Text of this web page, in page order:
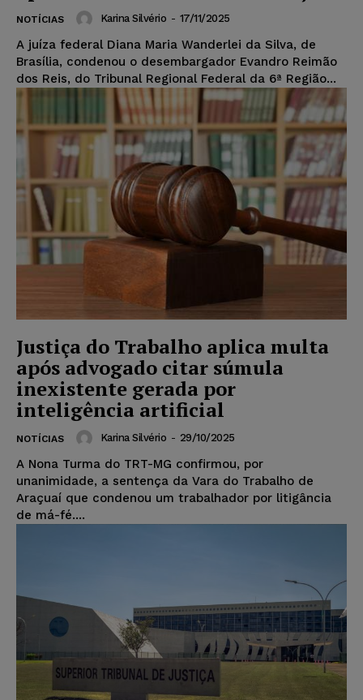
NOTÍCIAS Karina Silvério - 17/11/2025
A juíza federal Diana Maria Wanderlei da Silva, de
Brasília, condenou o desembargador Evandro Reimão
dos Reis, do Tribunal Regional Federal da 6ª Região...
Justiça do Trabalho aplica multa
após advogado citar súmula
inexistente gerada por
inteligência artificial
NOTÍCIAS Karina Silvério - 29/10/2025
A Nona Turma do TRT-MG confirmou, por
unanimidade, a sentença da Vara do Trabalho de
Araçuaí que condenou um trabalhador por litigância
de má-fé....